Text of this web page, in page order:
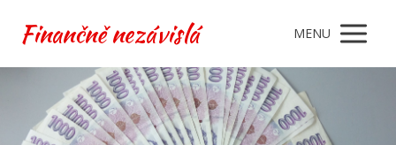
Finančně nezávislá MENU